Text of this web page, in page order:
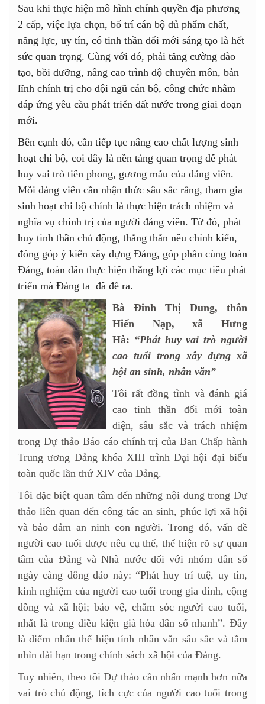
Sau khi thực hiện mô hình chính quyền địa phương
2 cấp, việc lựa chọn, bố trí cán bộ đủ phẩm chất,
năng lực, uy tín, có tinh thần đổi mới sáng tạo là hết
sức quan trọng. Cùng với đó, phải tăng cường đào
tạo, bồi dưỡng, nâng cao trình độ chuyên môn, bản
lĩnh chính trị cho đội ngũ cán bộ, công chức nhằm
đáp ứng yêu cầu phát triển đất nước trong giai đoạn
mới.
Bên cạnh đó, cần tiếp tục nâng cao chất lượng sinh
hoạt chi bộ, coi đây là nền tảng quan trọng để phát
huy vai trò tiên phong, gương mẫu của đảng viên.
Mỗi đảng viên cần nhận thức sâu sắc rằng, tham gia
sinh hoạt chi bộ chính là thực hiện trách nhiệm và
nghĩa vụ chính trị của người đảng viên. Từ đó, phát
huy tinh thần chủ động, thẳng thắn nêu chính kiến,
đóng góp ý kiến xây dựng Đảng, góp phần cùng toàn
Đảng, toàn dân thực hiện thắng lợi các mục tiêu phát
triển mà Đảng ta đã đề ra.
Bà Đinh Thị Dung, thôn
Hiến Nạp, xã Hưng
Hà: “Phát huy vai trò người
cao tuổi trong xây dựng xã
hội an sinh, nhân văn”
Tôi rất đồng tình và đánh giá
cao tinh thần đổi mới toàn
diện, sâu sắc và trách nhiệm
trong Dự thảo Báo cáo chính trị của Ban Chấp hành
Trung ương Đảng khóa XIII trình Đại hội đại biểu
toàn quốc lần thứ XIV của Đảng.
Tôi đặc biệt quan tâm đến những nội dung trong Dự
thảo liên quan đến công tác an sinh, phúc lợi xã hội
và bảo đảm an ninh con người. Trong đó, vấn đề
người cao tuổi được nêu cụ thể, thể hiện rõ sự quan
tâm của Đảng và Nhà nước đối với nhóm dân số
ngày càng đông đảo này: “Phát huy trí tuệ, uy tín,
kinh nghiệm của người cao tuổi trong gia đình, cộng
đồng và xã hội; bảo vệ, chăm sóc người cao tuổi,
nhất là trong điều kiện già hóa dân số nhanh”. Đây
là điểm nhấn thể hiện tính nhân văn sâu sắc và tầm
nhìn dài hạn trong chính sách xã hội của Đảng.
Tuy nhiên, theo tôi Dự thảo cần nhấn mạnh hơn nữa
vai trò chủ động, tích cực của người cao tuổi trong